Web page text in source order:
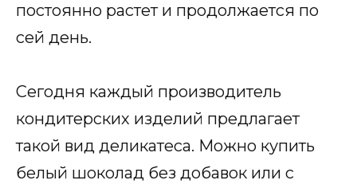
постоянно растет и продолжается по
сей день.
Сегодня каждый производитель
кондитерских изделий предлагает
такой вид деликатеса. Можно купить
белый шоколад без добавок или с